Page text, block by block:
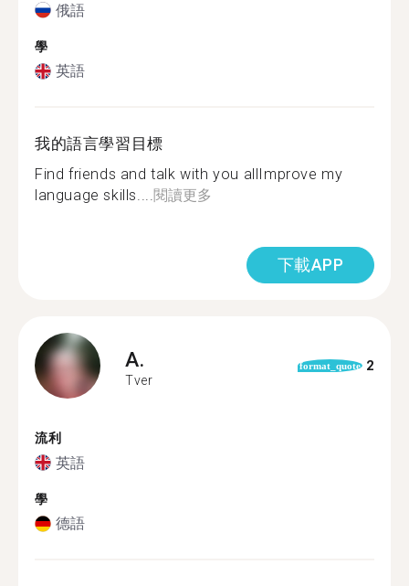
俄語
學
英語
我的語言學習目標
Find friends and talk with you allImprove my
language skills....閱讀更多
下載APP
A.
Tver
format_quote 2
流利
英語
學
德語